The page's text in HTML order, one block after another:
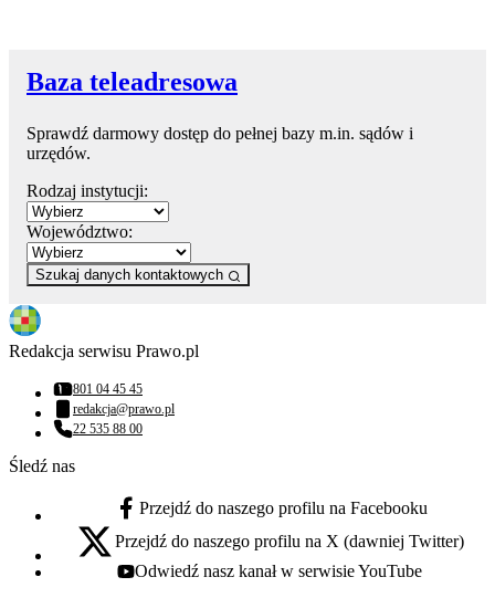
Baza teleadresowa
Sprawdź darmowy dostęp do pełnej bazy m.in. sądów i
urzędów.
Rodzaj instytucji:
Województwo:
Szukaj danych kontaktowych
Redakcja serwisu Prawo.pl
Numer telefonu:
801 04 45 45
Adres email:
redakcja@prawo.pl
Numer telefonu:
22 535 88 00
Śledź nas
facebook - otwiera się w nowej karcie
Przejdź do naszego profilu na Facebooku
x - otwiera się w nowej karcie
Przejdź do naszego profilu na X (dawniej Twitter)
youtube - otwiera się w nowej karcie
Odwiedź nasz kanał w serwisie YouTube